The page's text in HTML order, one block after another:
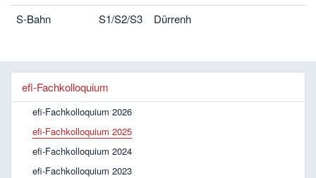
S-Bahn
S1/S2/S3 Dürrenh
efi-Fachkolloquium
efi-Fachkolloquium 2026
efi-Fachkolloquium 2025
efi-Fachkolloquium 2024
efi-Fachkolloquium 2023